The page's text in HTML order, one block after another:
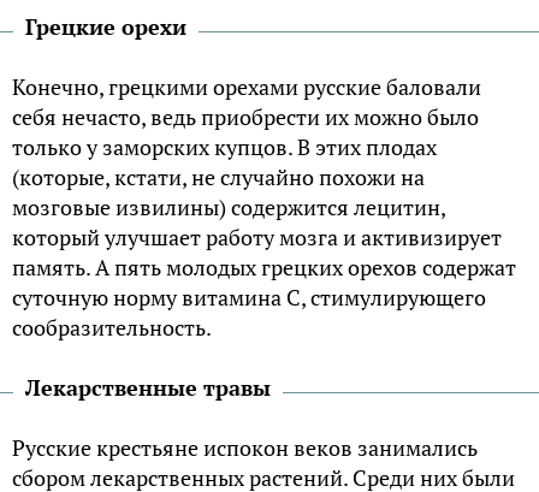
Грецкие орехи
Конечно, грецкими орехами русские баловали
себя нечасто, ведь приобрести их можно было
только у заморских купцов. В этих плодах
(которые, кстати, не случайно похожи на
мозговые извилины) содержится лецитин,
который улучшает работу мозга и активизирует
память. А пять молодых грецких орехов содержат
суточную норму витамина С, стимулирующего
сообразительность.
Лекарственные травы
Русские крестьяне испокон веков занимались
сбором лекарственных растений. Среди них были